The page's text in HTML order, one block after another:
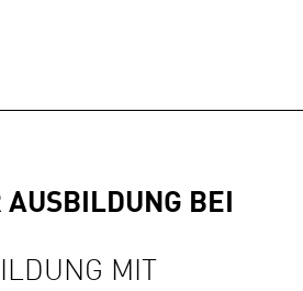
AUSBILDUNG BEI
MIT